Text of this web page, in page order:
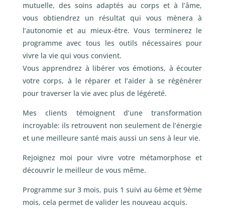
mutuelle, des soins adaptés au corps et à l’âme,
vous obtiendrez un résultat qui vous mènera à
l’autonomie et au mieux-être. Vous terminerez le
programme avec tous les outils nécessaires pour
vivre la vie qui vous convient.
Vous apprendrez à libérer vos émotions, à écouter
votre corps, à le réparer et l’aider à se régénérer
pour traverser la vie avec plus de légéreté.
Mes clients témoignent d’une transformation
incroyable: ils retrouvent non seulement de l’énergie
et une meilleure santé mais aussi un sens à leur vie.
Rejoignez moi pour vivre votre métamorphose et
découvrir le meilleur de vous même.
Programme sur 3 mois, puis 1 suivi au 6ème et 9ème
mois, cela permet de valider les nouveau acquis.